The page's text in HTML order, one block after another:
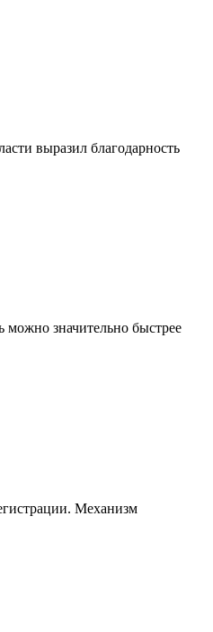
выразил благодарность
значительно быстрее
Механизм